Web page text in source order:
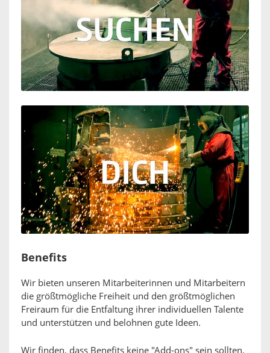
Benefits
Wir bieten unseren Mitarbeiterinnen und Mitarbeitern
die größtmögliche Freiheit und den größtmöglichen
Freiraum für die Entfaltung ihrer individuellen Talente
und unterstützen und belohnen gute Ideen.
Wir finden, dass Benefits keine "Add-ons" sein sollten,